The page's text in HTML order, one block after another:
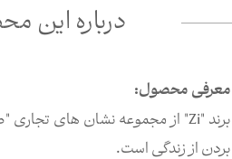
درباره این
معرفی محصول:
بردن از زندگی است.